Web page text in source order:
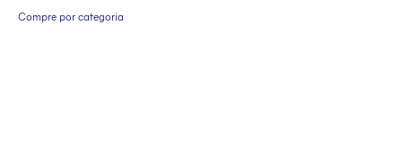
Compre por categoria